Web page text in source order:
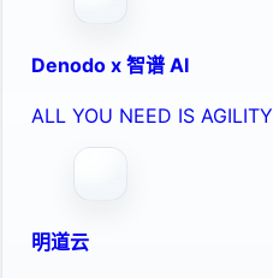
Denodo x 智谱 AI
ALL YOU NEED IS AGILITY
明道云